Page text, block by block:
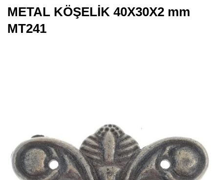
METAL KÖŞELİK 40X30X2 mm
MT241